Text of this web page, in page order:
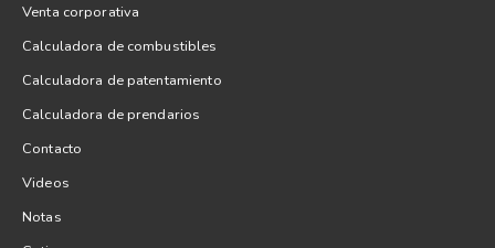
Venta corporativa
Calculadora de combustibles
Calculadora de patentamiento
Calculadora de prendarios
Contacto
Videos
Notas